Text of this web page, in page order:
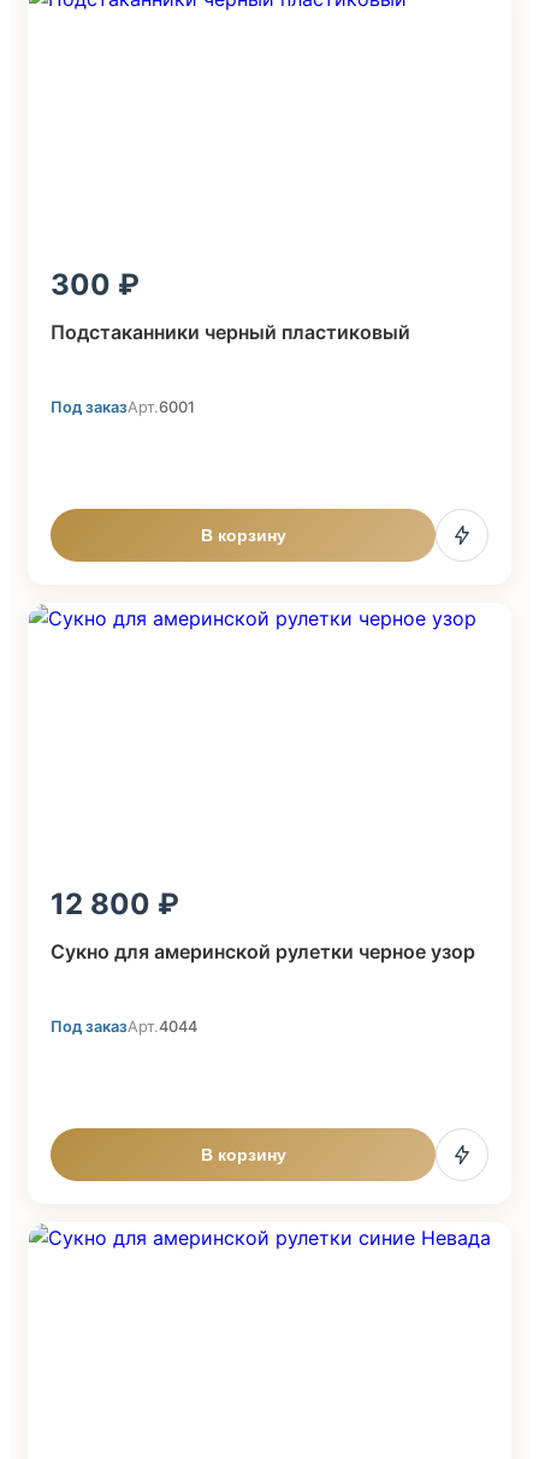
300
Подстаканники черный пластиковый
Под заказАрт.6001
В корзину
12 800
Сукно для америнской рулетки черное узор
Под заказАрт.4044
В корзину